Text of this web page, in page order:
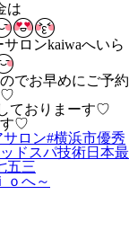
は
ロンkaiwaへいら
でお早めにご予約
♡
ておりまーす♡
す♡
サロン#横浜市優秀
ドスパ技術日本最
五三
ｏへ～